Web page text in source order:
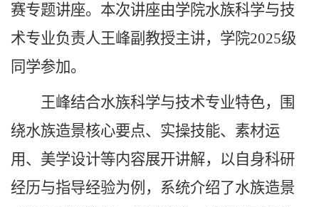
赛专题讲座。本次讲座由学院水族科学与技
术专业负责人王峰副教授主讲，学院2025级
同学参加。
王峰结合水族科学与技术专业特色，围
绕水族造景核心要点、实操技能、素材运
用、美学设计等内容展开讲解，以自身科研
经历与指导经验为例，系统介绍了水族造景